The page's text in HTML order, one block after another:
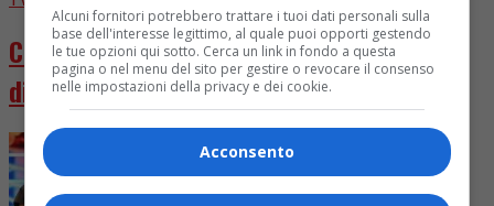
Chiara Ferragni diventa attrice in “Come
distruggere l’ex”
Alcuni fornitori potrebbero trattare i tuoi dati personali sulla
base dell'interesse legittimo, al quale puoi opporti gestendo
le tue opzioni qui sotto. Cerca un link in fondo a questa
pagina o nel menu del sito per gestire o revocare il consenso
nelle impostazioni della privacy e dei cookie.
Acconsento